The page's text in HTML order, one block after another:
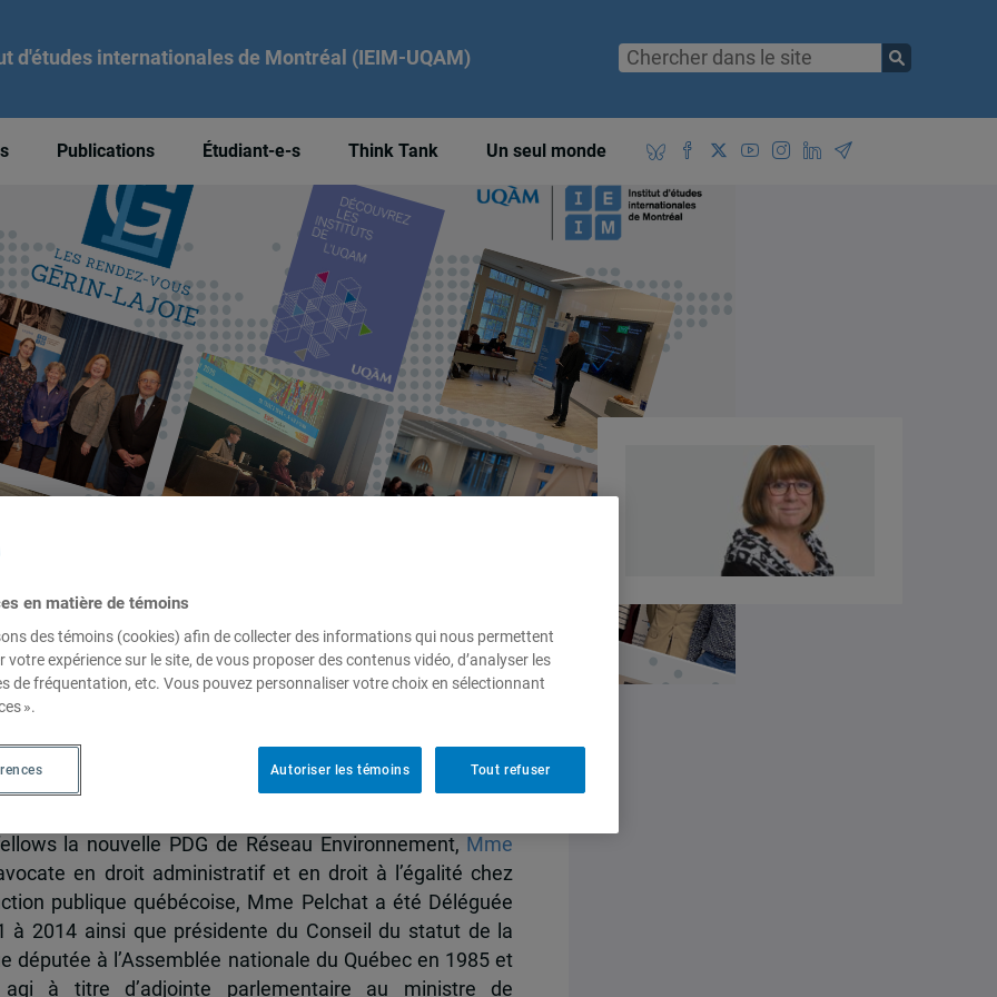
d'études internationales de Montréal (IEIM-UQAM)
Publications Étudiant-e-s Think Tank Un seul monde
Pelchat, fellow à
PDG de Réseau
depuis le 15 avril 2019
la nouvelle PDG de Réseau Environnement, Mme
en droit administratif et en droit à l’égalité chez
publique québécoise, Mme Pelchat a été Déléguée
à 2014 ainsi que présidente du Conseil du statut de la
députée à l’Assemblée nationale du Québec en 1985 et
à titre d’adjointe parlementaire au ministre de
en matière de témoins
des témoins (cookies) afin de collecter des informations qui nous permettent
votre expérience sur le site, de vous proposer des contenus vidéo, d’analyser les
de fréquentation, etc. Vous pouvez personnaliser votre choix en sélectionnant
».
Tout refuser
Autoriser les témoins